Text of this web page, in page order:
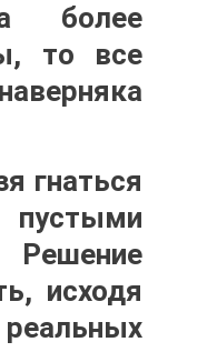
более
то все
гнаться
исходя